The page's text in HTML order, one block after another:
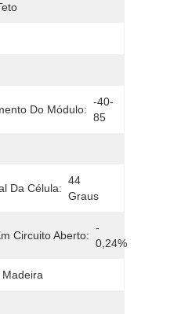
Do Módulo:
-40-
85
Da Célula:
44
Graus
Circuito Aberto:
-
0,24%